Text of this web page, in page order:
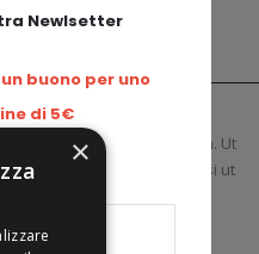
et dolore magna aliqua. Ut
ullamco laboris nisi ut
Newlsetter
buono per uno
di 5€
×